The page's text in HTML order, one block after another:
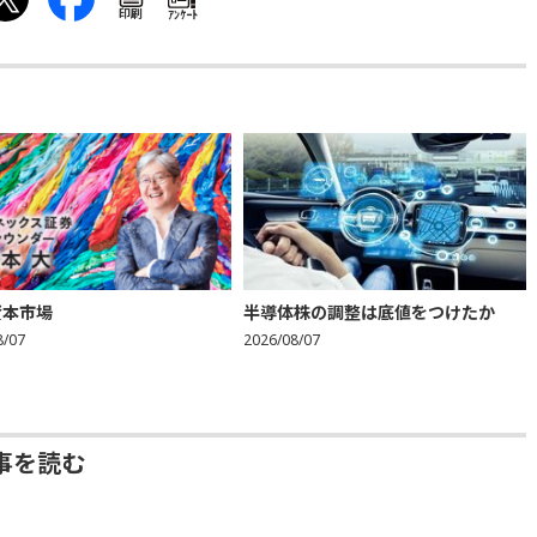
印刷 ｱﾝｹｰﾄ
市場
07
半導体株の調整は底値をつけたか
2026/08/07
を読む